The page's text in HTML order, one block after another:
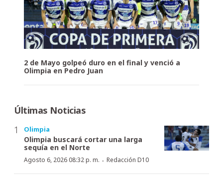
2 de Mayo golpeó duro en el final y venció a
Olimpia en Pedro Juan
Últimas Noticias
Olimpia
Olimpia buscará cortar una larga
sequía en el Norte
Agosto 6, 2026 08:32 p. m. · Redacción D10